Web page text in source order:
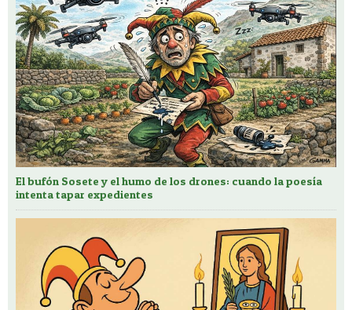
El bufón Sosete y el humo de los drones: cuando la poesía
intenta tapar expedientes